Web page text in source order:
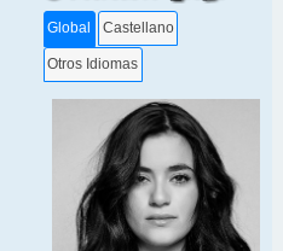
Global Castellano
Otros Idiomas